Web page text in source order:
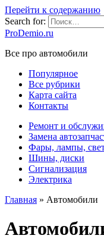
Перейти к содержанию
Search for:
ProDemio.ru
Все про автомобили
Популярное
Все рубрики
Карта сайта
Контакты
Ремонт и
Замена
Фары, лампы,
Шины, диски
Сигнализация
Электрика
Главная » Автомобили